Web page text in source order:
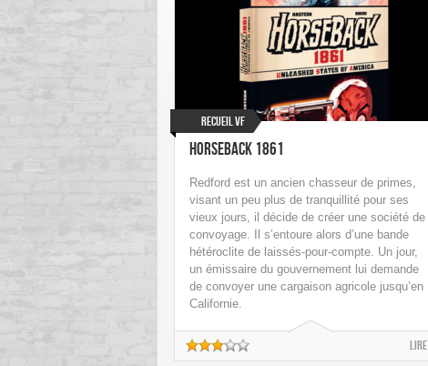
Recueil VF
Horseback 1861
Redford est un ancien chasseur de primes,
visant un peu plus de tranquillité pour ses
vieux jours, il décide de créer une société de
convoyage. Il s’entoure alors d’une bande
hétéroclite de laissés-pour-compte. Un jour,
un émissaire du gouvernement lui demande
de convoyer une cargaison agricole jusqu’en
Californie.
Lire